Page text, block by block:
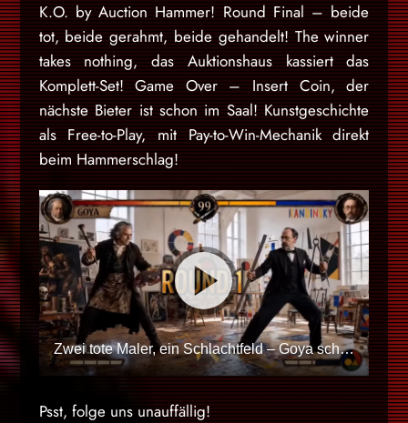
K.O. by Auction Hammer! Round Final – beide
tot, beide gerahmt, beide gehandelt! The winner
takes nothing, das Auktionshaus kassiert das
Komplett-Set! Game Over – Insert Coin, der
nächste Bieter ist schon im Saal! Kunstgeschichte
als Free-to-Play, mit Pay-to-Win-Mechanik direkt
beim Hammerschlag!
Zwei tote Maler, ein Schlachtfeld – Goya schlägt Kandinsky?
Psst, folge uns unauffällig!